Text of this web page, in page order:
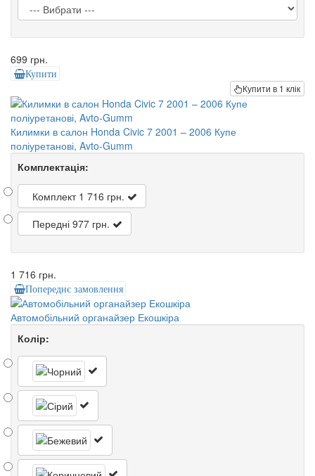
699 грн.
Купити
Купити в 1 клік
Килимки в салон Honda Civic 7 2001 – 2006 Купе
поліуретанові, Avto-Gumm
Комплектація:
Комплект 1 716 грн.
Передні 977 грн.
1 716 грн.
Попереднє замовлення
Автомобільний органайзер Екошкіра
Колір: